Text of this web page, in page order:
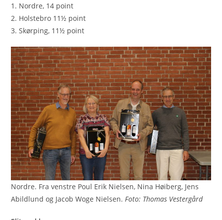
1. Nordre, 14 point
2. Holstebro 11½ point
3. Skørping, 11½ point
Nordre. Fra venstre Poul Erik Nielsen, Nina Høiberg, Jens
Abildlund og Jacob Woge Nielsen. Foto: Thomas Vestergård